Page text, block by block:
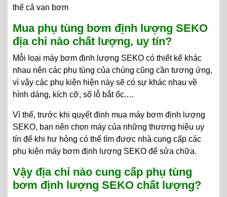
thế cả van bơm
Mua phụ tùng bơm định lượng SEKO
địa chỉ nào chất lượng, uy tín?
Mỗi loại máy bơm định lượng SEKO có thiết kế khác
nhau nên các phụ tùng của chúng cũng cần tương ứng,
vì vậy các phụ kiện hiện này sẽ có sự khác nhau về
hình dáng, kích cỡ, số lỗ bắt ốc.…
Vì thế, trước khi quyết định mua máy bơm định lượng
SEKO, bạn nên chọn máy của những thương hiệu uy
tín để khi hư hỏng có thể tìm được nhà cung cấp các
phụ kiện máy bơm định lượng SEKO để sửa chữa.
Vậy địa chỉ nào cung cấp phụ tùng
bơm định lượng SEKO chất lượng?